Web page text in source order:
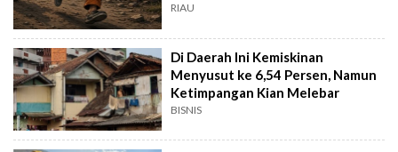
RIAU
Di Daerah Ini Kemiskinan
Menyusut ke 6,54 Persen, Namun
Ketimpangan Kian Melebar
BISNIS